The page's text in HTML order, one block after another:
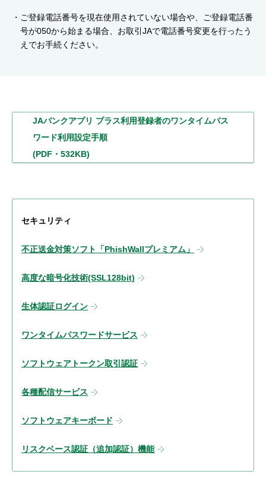
ご登録電話番号を現在使用されていない場合や、ご登録電話番
号が050から始まる場合、お取引JAで電話番号変更を行ったう
えでお手続ください。
JAバンクアプリ プラス利用登録者のワンタイムパス
ワード利用設定手順
(PDF・532KB)
セキュリティ
不正送金対策ソフト「PhishWallプレミアム」
高度な暗号化技術(SSL128bit)
生体認証ログイン
ワンタイムパスワードサービス
ソフトウェアトークン取引認証
各種配信サービス
ソフトウェアキーボード
リスクベース認証（追加認証）機能